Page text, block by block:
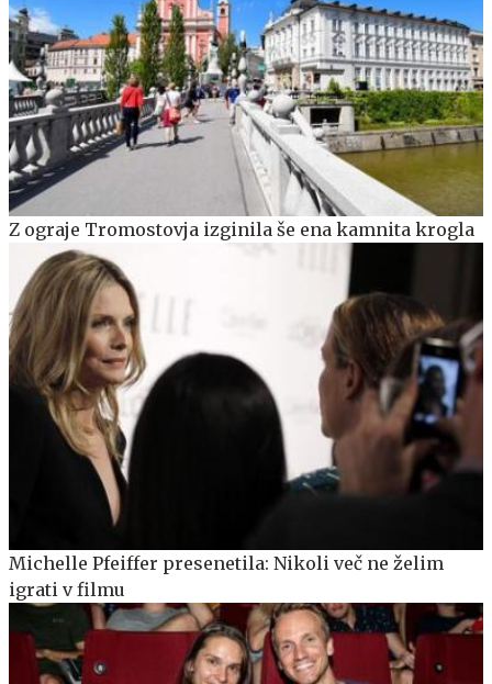
Z ograje Tromostovja izginila še ena kamnita krogla
Michelle Pfeiffer presenetila: Nikoli več ne želim
igrati v filmu